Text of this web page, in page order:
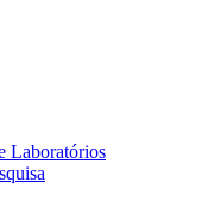
Laboratórios